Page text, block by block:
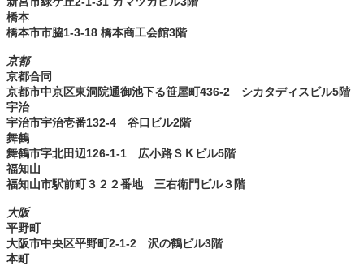
橋本
橋本市市脇1-3-18 橋本商工会館3階
京都
京都合同
京都市中京区東洞院通御池下る笹屋町436-2 シカタディスビル5階
宇治
宇治市宇治壱番132-4 谷口ビル2階
舞鶴
舞鶴市字北田辺126-1-1 広小路ＳＫビル5階
福知山
福知山市駅前町３２２番地 三右衛門ビル３階
大阪
平野町
大阪市中央区平野町2-1-2 沢の鶴ビル3階
本町